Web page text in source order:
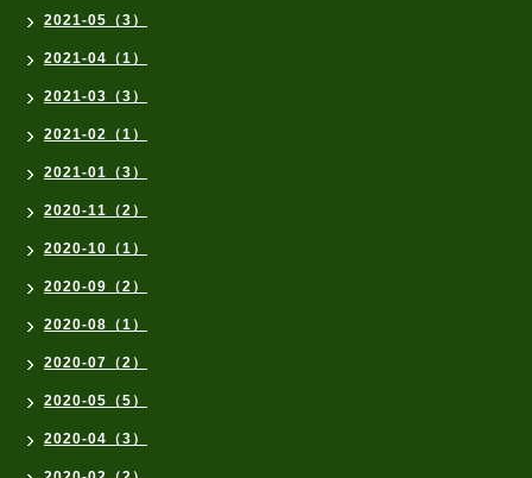
2021-05（3）
2021-04（1）
2021-03（3）
2021-02（1）
2021-01（3）
2020-11（2）
2020-10（1）
2020-09（2）
2020-08（1）
2020-07（2）
2020-05（5）
2020-04（3）